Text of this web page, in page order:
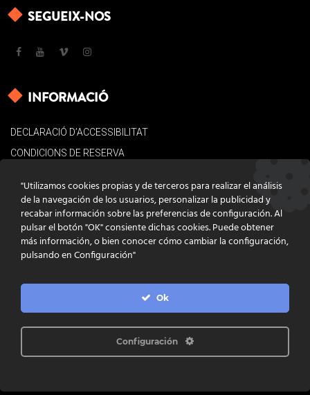
SEGUEIX-NOS
INFORMACIÓ
DECLARACIÓ D’ACCESSIBILITAT
CONDICIONS DE RESERVA
POLÍTICA DE COOKIES
CONTACTE
PROGRAMACIÓ INFOACTIVA'T
"Utilizamos cookies propias y de terceros para realizar el análisis
de la navegación de los usuarios, personalizar la publicidad y
recabar información sobre las preferencias de configuración. Al
pulsar el botón "OK" consiente dichas cookies. Puede obtener
más información, o bien conocer cómo cambiar la configuración,
pulsando en Configuración"
Ok
Configuración